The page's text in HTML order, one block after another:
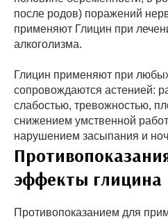
после родов) поражений
применяют Глицин при
алкоголизма.
Глицин применяют при
сопровождаются астенией:
слабостью, тревожностью,
снижением умственной
нарушением засыпания и
эффекты глицина
Противопоказанием для